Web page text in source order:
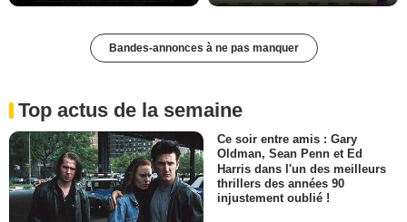
Bandes-annonces à ne pas manquer
Top actus de la semaine
Ce soir entre amis : Gary
Oldman, Sean Penn et Ed
Harris dans l'un des meilleurs
thrillers des années 90
injustement oublié !